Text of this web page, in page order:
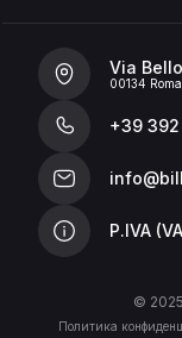
Via
00134
+39
P.IVA
©
Политика